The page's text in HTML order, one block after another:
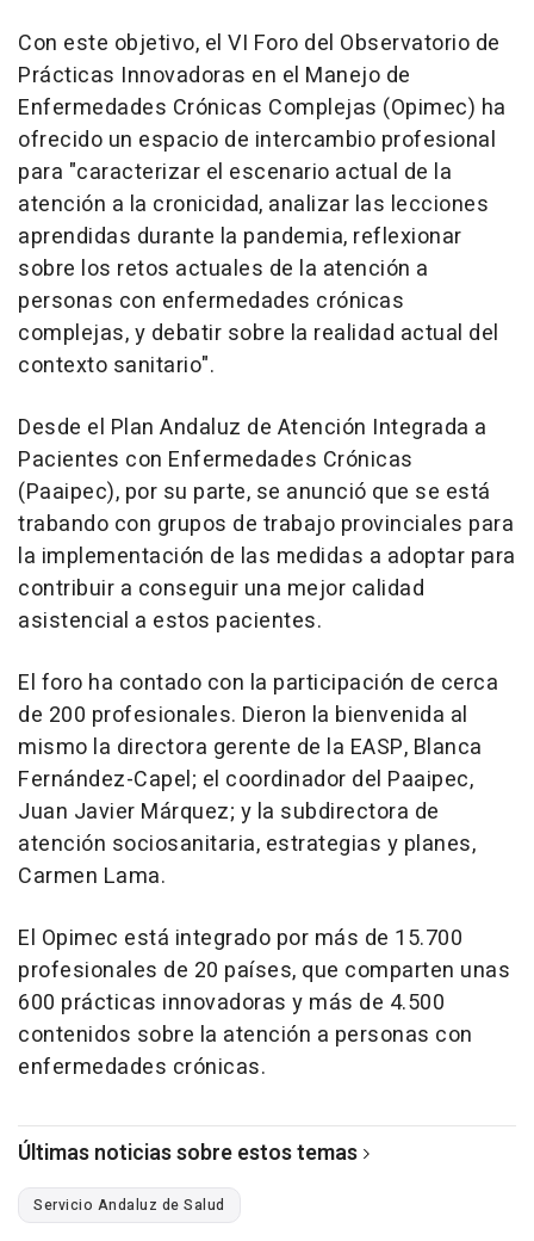
Con este objetivo, el VI Foro del Observatorio de
Prácticas Innovadoras en el Manejo de
Enfermedades Crónicas Complejas (Opimec) ha
ofrecido un espacio de intercambio profesional
para "caracterizar el escenario actual de la
atención a la cronicidad, analizar las lecciones
aprendidas durante la pandemia, reflexionar
sobre los retos actuales de la atención a
personas con enfermedades crónicas
complejas, y debatir sobre la realidad actual del
contexto sanitario".
Desde el Plan Andaluz de Atención Integrada a
Pacientes con Enfermedades Crónicas
(Paaipec), por su parte, se anunció que se está
trabando con grupos de trabajo provinciales para
la implementación de las medidas a adoptar para
contribuir a conseguir una mejor calidad
asistencial a estos pacientes.
El foro ha contado con la participación de cerca
de 200 profesionales. Dieron la bienvenida al
mismo la directora gerente de la EASP, Blanca
Fernández-Capel; el coordinador del Paaipec,
Juan Javier Márquez; y la subdirectora de
atención sociosanitaria, estrategias y planes,
Carmen Lama.
El Opimec está integrado por más de 15.700
profesionales de 20 países, que comparten unas
600 prácticas innovadoras y más de 4.500
contenidos sobre la atención a personas con
enfermedades crónicas.
Últimas noticias sobre estos temas
Servicio Andaluz de Salud